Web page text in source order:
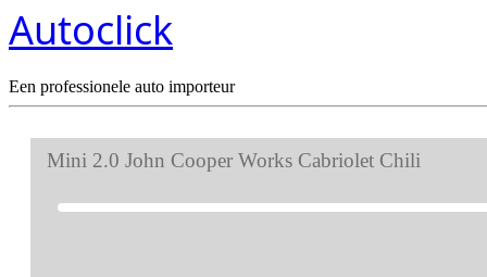
Autoclick
Een professionele auto importeur
Mini 2.0 John Cooper Works Cabriolet Chili